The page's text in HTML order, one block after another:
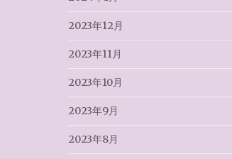
2023年12月
2023年11月
2023年10月
2023年9月
2023年8月